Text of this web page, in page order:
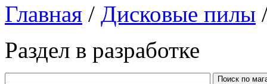
Главная / Дисковые пилы
Раздел в разработке